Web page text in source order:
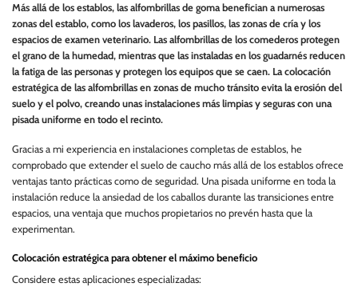
Más allá de los establos, las alfombrillas de goma benefician a numerosas
zonas del establo, como los lavaderos, los pasillos, las zonas de cría y los
espacios de examen veterinario. Las alfombrillas de los comederos protegen
el grano de la humedad, mientras que las instaladas en los guadarnés reducen
la fatiga de las personas y protegen los equipos que se caen. La colocación
estratégica de las alfombrillas en zonas de mucho tránsito evita la erosión del
suelo y el polvo, creando unas instalaciones más limpias y seguras con una
pisada uniforme en todo el recinto.
Gracias a mi experiencia en instalaciones completas de establos, he
comprobado que extender el suelo de caucho más allá de los establos ofrece
ventajas tanto prácticas como de seguridad. Una pisada uniforme en toda la
instalación reduce la ansiedad de los caballos durante las transiciones entre
espacios, una ventaja que muchos propietarios no prevén hasta que la
experimentan.
Colocación estratégica para obtener el máximo beneficio
Considere estas aplicaciones especializadas: